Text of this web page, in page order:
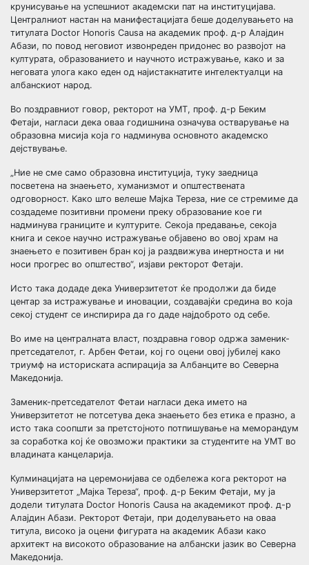
крунисување на успешниот академски пат на институцијава.
Централниот настан на манифестацијата беше доделувањето на
титулата Doctor Honoris Causa на академик проф. д-р Алајдин
Абази, по повод неговиот извонреден придонес во развојот на
културата, образованието и научното истражување, како и за
неговата улога како еден од најистакнатите интелектуалци на
албанскиот народ.
Во поздравниот говор, ректорот на УМТ, проф. д-р Беким
Фетаји, нагласи дека оваа годишнина означува остварување на
образовна мисија која го надминува основното академско
дејствување.
„Ние не сме само образовна институција, туку заедница
посветена на знаењето, хуманизмот и општествената
одговорност. Како што велеше Мајка Тереза, ние се стремиме да
создадеме позитивни промени преку образование кое ги
надминува границите и културите. Секоја предавање, секоја
книга и секое научно истражување објавено во овој храм на
знаењето е позитивен бран кој ја раздвижува инертноста и ни
носи прогрес во општество“, изјави ректорот Фетаји.
Исто така додаде дека Универзитетот ќе продолжи да биде
центар за истражување и иновации, создавајќи средина во која
секој студент се инспирира да го даде најдоброто од себе.
Во име на централната власт, поздравна говор одржа заменик-
претседателот, г. Арбен Фетаи, кој го оцени овој јубилеј како
триумф на историската аспирација за Албанците во Северна
Македонија.
Заменик-претседателот Фетаи нагласи дека името на
Универзитетот не потсетува дека знаењето без етика е празно, а
исто така соопшти за претстојното потпишување на меморандум
за соработка кој ќе овозможи практики за студентите на УМТ во
владината канцеларија.
Кулминацијата на церемонијава се одбележа кога ректорот на
Универзитетот „Мајка Тереза“, проф. д-р Беким Фетаји, му ја
додели титулата Doctor Honoris Causa на академикот проф. д-р
Алајдин Абази. Ректорот Фетаји, при доделувањето на оваа
титула, високо ја оцени фигурата на академик Абази како
архитект на високото образование на албански јазик во Северна
Македонија.